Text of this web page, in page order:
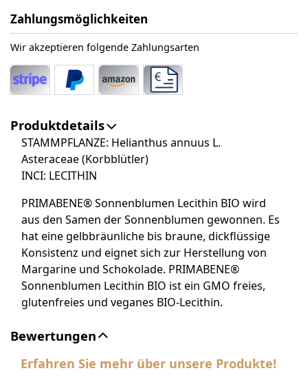
Zahlungsmöglichkeiten
Wir akzeptieren folgende Zahlungsarten
Produktdetails
STAMMPFLANZE: Helianthus annuus L.
Asteraceae (Korbblütler)
INCI: LECITHIN
PRIMABENE® Sonnenblumen Lecithin BIO wird
aus den Samen der Sonnenblumen gewonnen. Es
hat eine gelbbräunliche bis braune, dickflüssige
Konsistenz und eignet sich zur Herstellung von
Margarine und Schokolade. PRIMABENE®
Sonnenblumen Lecithin BIO ist ein GMO freies,
glutenfreies und veganes BIO-Lecithin.
Bewertungen
Erfahren Sie mehr über unsere Produkte!